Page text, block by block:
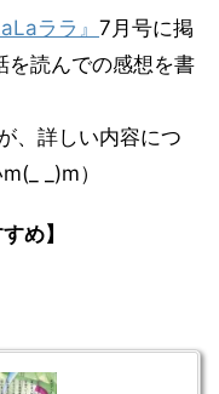
ララ』 7月号に掲
を読んでの感想を書
、詳しい内容につ
_)m）
め】